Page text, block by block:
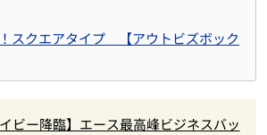
スクエアタイプ 【アウトビズボック
ビー降臨】エース最高峰ビジネスバッ